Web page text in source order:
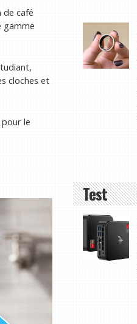
de café
gamme
cloches et
le
Test